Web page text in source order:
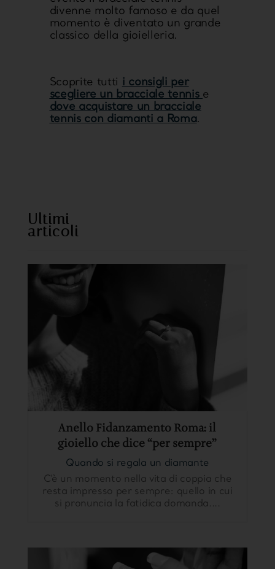
divenne molto famoso e da quel
momento è diventato un grande
classico della gioielleria.
Scoprite tutti i consigli per
scegliere un bracciale tennis e
dove acquistare un bracciale
tennis con diamanti a Roma.
Ultimi
articoli
Anello Fidanzamento Roma: il
gioiello che dice “per sempre”
Quando si regala un diamante
C’è un momento nella vita di coppia che
resta impresso per sempre: quello in cui
si pronuncia la fatidica domanda....